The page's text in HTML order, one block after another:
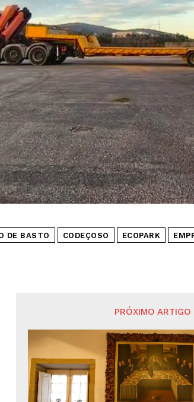
DE BASTO CODEÇOSO ECOPARK
PRÓXIMO ARTIGO